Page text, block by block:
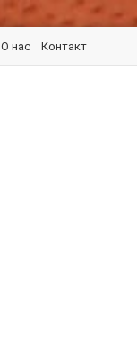
О нас Контакт